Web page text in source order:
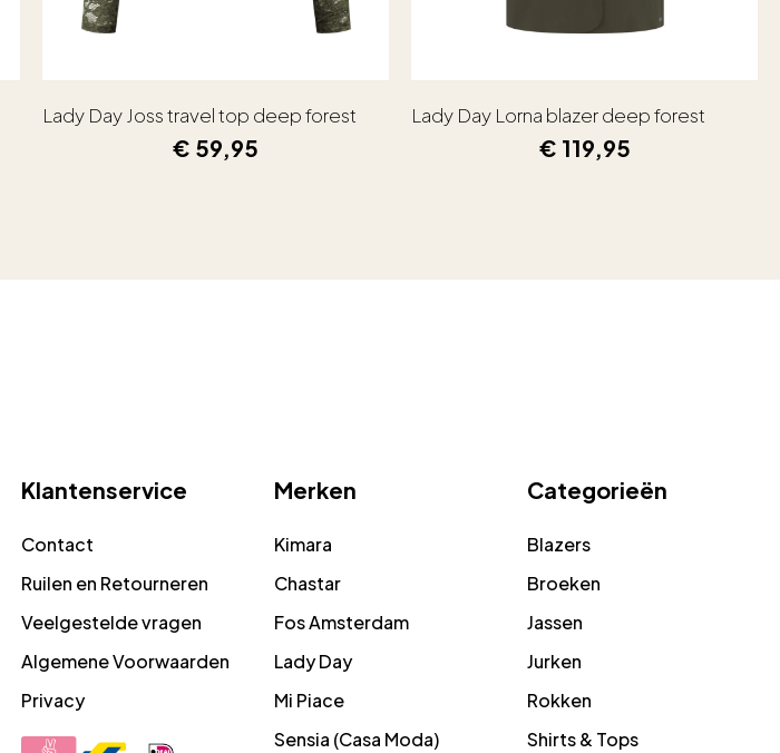
Lady Day Joss travel top deep forest
€ 59,95
Lady Day Lorna blazer deep forest
€ 119,95
Klantenservice
Contact
Ruilen en Retourneren
Veelgestelde vragen
Algemene Voorwaarden
Privacy
Merken
Kimara
Chastar
Fos Amsterdam
Lady Day
Mi Piace
Sensia (Casa Moda)
Categorieën
Blazers
Broeken
Jassen
Jurken
Rokken
Shirts & Tops